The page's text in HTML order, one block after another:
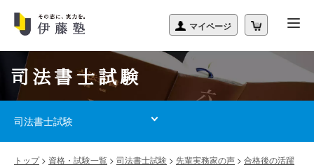
司法書士試験
司法書士試験
トップ> 資格・試験一覧 > 司法書士試験 > 先輩実務家の声 > 合格後の活躍